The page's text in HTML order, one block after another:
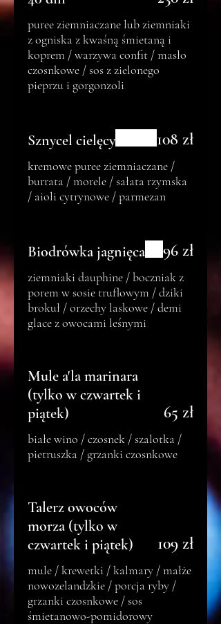
puree ziemniaczane lub ziemniaki
z ogniska z kwaśną śmietaną i
koprem / warzywa confit / masło
czosnkowe / sos z zielonego
pieprzu i gorgonzoli
Sznycel cielęcy
kremowe puree ziemniaczane /
burrata / morele / sałata rzymska
/ aioli cytrynowe / parmezan
108 zł
Biodrówka jagnięca
ziemniaki dauphine / boczniak z
porem w sosie truflowym / dziki
brokuł / orzechy laskowe / demi
glace z owocami leśnymi
96 zł
Mule a'la marinara
(tylko w czwartek i
piątek)
białe wino / czosnek / szalotka /
pietruszka / grzanki czosnkowe
65 zł
Talerz owoców
morza (tylko w
czwartek i piątek)
mule / krewetki / kalmary / małże
nowozelandzkie / porcja ryby /
grzanki czosnkowe / sos
śmietanowo-pomidorowy
109 zł